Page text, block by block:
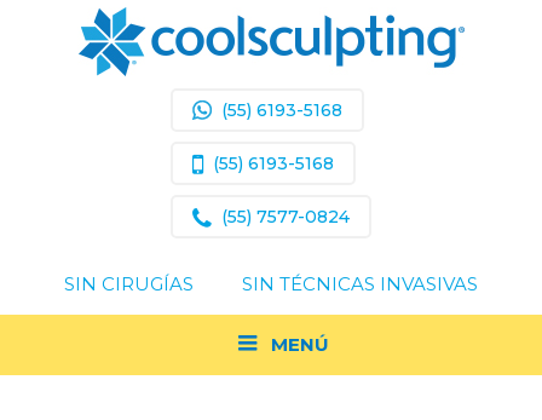
(55) 6193-5168
(55) 6193-5168
(55) 7577-0824
SIN CIRUGÍAS SIN TÉCNICAS INVASIVAS
MENÚ